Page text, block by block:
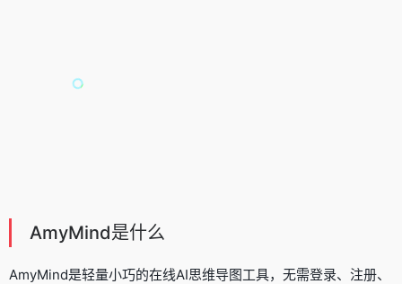
AmyMind是什么
AmyMind是轻量小巧的在线AI思维导图工具，无需登录、注册、